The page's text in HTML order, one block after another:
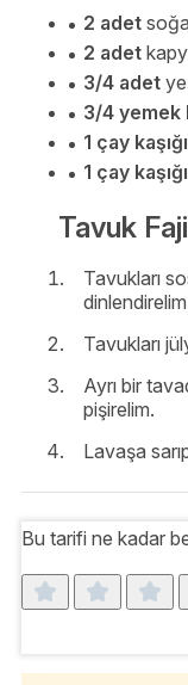
2 adet
2 adet
3/4 adet
3/4 yemek
1 çay kaşığı
1 çay kaşığı
Tavuk
Tavukları
Tavukları
Ayrı bir
pişirelim.
Lavaşa
Bu tarifi ne kadar